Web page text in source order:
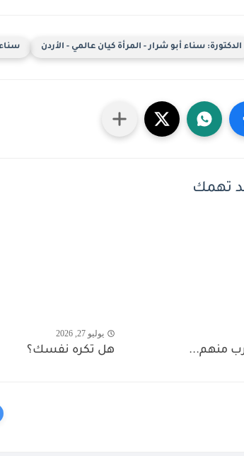
الدكتورة: سناء أبو شرار - المرأة كيان عالمي - الأردن
تهمك
منهم...
يوليو 27, 2026
هل تكره نفسك؟